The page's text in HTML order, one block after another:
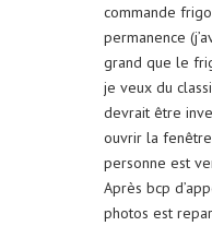
commande
permanence
grand que le
je veux du
devrait être
ouvrir la
personne est
Après bcp
photos est